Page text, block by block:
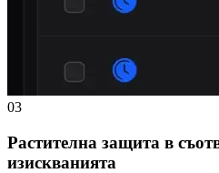
03
Растителна защита в
изискванията